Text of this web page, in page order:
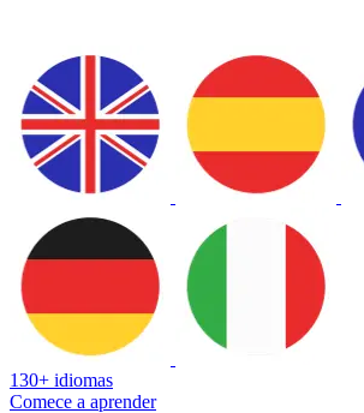
130+ idiomas
Comece a aprender